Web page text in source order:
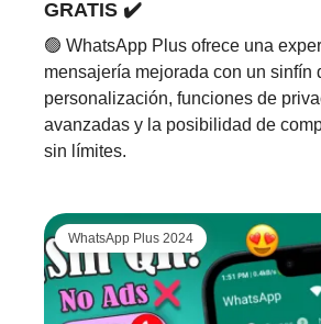
GRATIS ✔️
🟢 WhatsApp Plus ofrece una
mensajería mejorada con un sinfín
personalización, funciones de
avanzadas y la posibilidad de
sin límites.
WhatsApp Plus 2024